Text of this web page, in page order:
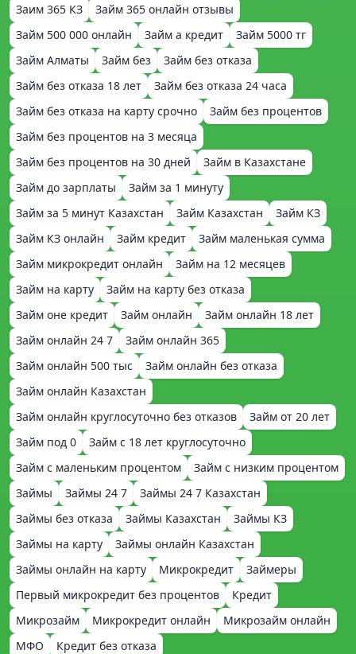
Заим 365 КЗ
Займ 365 онлайн отзывы
Займ 500 000 онлайн
Займ а кредит
Займ 5000 тг
Займ Алматы
Займ без
Займ без отказа
Займ без отказа 18 лет
Займ без отказа 24 часа
Займ без отказа на карту срочно
Займ без процентов
Займ без процентов на 3 месяца
Займ без процентов на 30 дней
Займ в Казахстане
Займ до зарплаты
Займ за 1 минуту
Займ за 5 минут Казахстан
Займ Казахстан
Займ КЗ
Займ КЗ онлайн
Займ кредит
Займ маленькая сумма
Займ микрокредит онлайн
Займ на 12 месяцев
Займ на карту
Займ на карту без отказа
Займ оне кредит
Займ онлайн
Займ онлайн 18 лет
Займ онлайн 24 7
Займ онлайн 365
Займ онлайн 500 тыс
Займ онлайн без отказа
Займ онлайн Казахстан
Займ онлайн круглосуточно без отказов
Займ от 20 лет
Займ под 0
Займ с 18 лет круглосуточно
Займ с маленьким процентом
Займ с низким процентом
Займы
Займы 24 7
Займы 24 7 Казахстан
Займы без отказа
Займы Казахстан
Займы КЗ
Займы на карту
Займы онлайн Казахстан
Займы онлайн на карту
Микрокредит
Займеры
Первый микрокредит без процентов
Кредит
Микрозайм
Микрокредит онлайн
Микрозайм онлайн
МФО
Кредит без отказа